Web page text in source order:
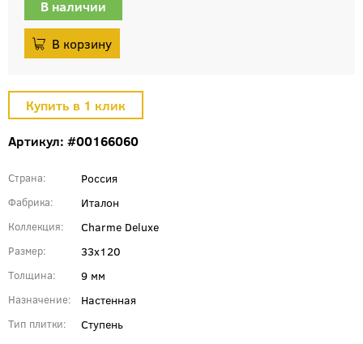
В наличии
Артикул: #00166060
Страна Россия
Фабрика Италон
Коллекция Charme Deluxe
Размер 33x120
Толщина 9 мм
Назначение Настенная
Тип плитки Ступень